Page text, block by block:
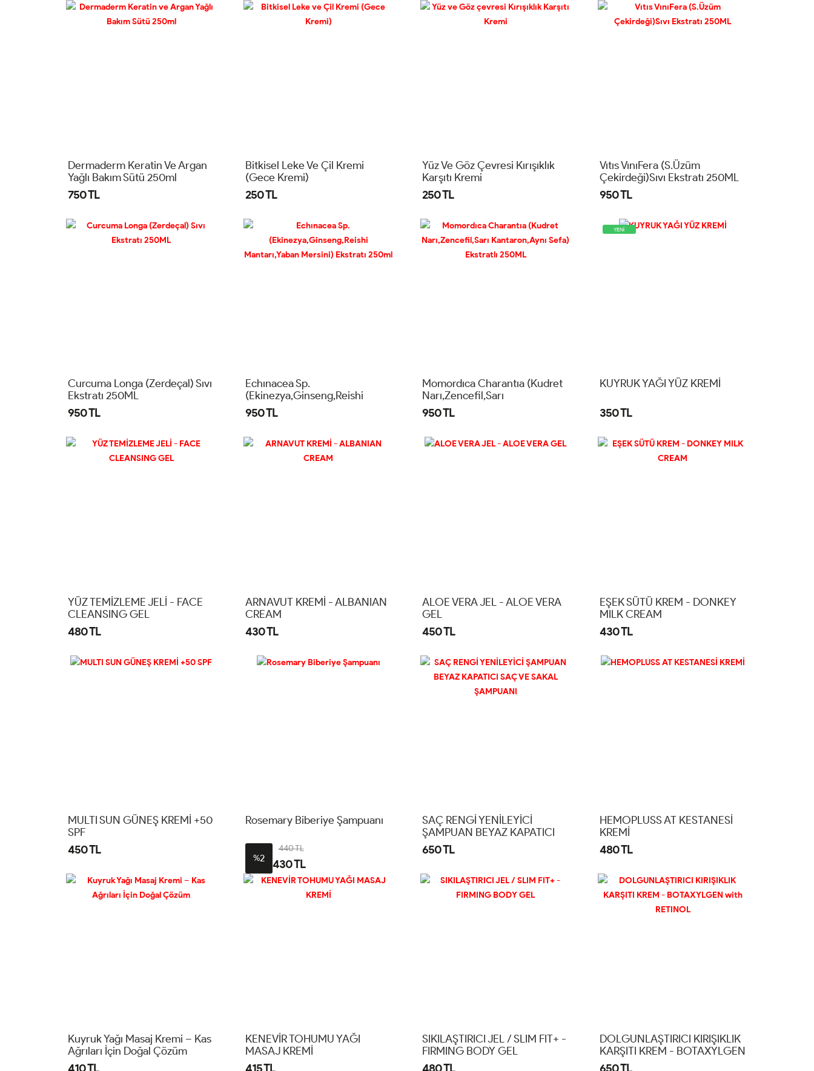
250 Ml
Dermaderm Keratin Ve Argan
Yağlı Bakım Sütü 250ml
750 TL
Bitkisel Leke Ve Çil Kremi
(Gece Kremi)
250 TL
Yüz Ve Göz Çevresi Kırışıklık
Karşıtı Kremi
250 TL
Vıtıs VınıFera (S.Üzüm
Çekirdeği)Sıvı Ekstratı 250ML
950 TL
Curcuma Longa (Zerdeçal) Sıvı
Ekstratı 250ML
950 TL
Echınacea Sp.
(Ekinezya,Ginseng,Reishi
Mantarı,Yaban Mersini) Ekstratı
250ml
950 TL
Momordıca Charantıa (Kudret
Narı,Zencefil,Sarı
Kantaron,Aynı Sefa) Ekstratlı
250ML
950 TL
YENİ
KUYRUK YAĞI YÜZ KREMİ
350 TL
YÜZ TEMİZLEME JELİ - FACE
CLEANSING GEL
480 TL
ARNAVUT KREMİ - ALBANIAN
CREAM
430 TL
ALOE VERA JEL - ALOE VERA
GEL
450 TL
EŞEK SÜTÜ KREM - DONKEY
MILK CREAM
430 TL
MULTI SUN GÜNEŞ KREMİ +50
SPF
450 TL
Rosemary Biberiye Şampuanı
%2
440 TL
430 TL
SAÇ RENGİ YENİLEYİCİ
ŞAMPUAN BEYAZ KAPATICI
SAÇ VE SAKAL ŞAMPUANI
650 TL
HEMOPLUSS AT KESTANESİ
KREMİ
480 TL
Kuyruk Yağı Masaj Kremi – Kas
Ağrıları İçin Doğal Çözüm
KENEVİR TOHUMU YAĞI
MASAJ KREMİ
SIKILAŞTIRICI JEL / SLIM FIT+ -
FIRMING BODY GEL
DOLGUNLAŞTIRICI KIRIŞIKLIK
KARŞITI KREM - BOTAXYLGEN
With RETINOL